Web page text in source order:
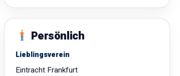
Persönlich
Lieblingsverein
Eintracht Frankfurt